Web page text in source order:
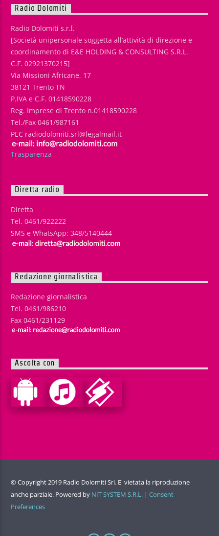
Radio Dolomiti
Radio Dolomiti s.r.l.
[Società unipersonale soggetta all’attività di direzione e
coordinamento di E&E HOLDING & CONSULTING S.R.L.
C.F. 02921370215]
Via Missioni Africane, 17
38121 Trento TN
P.IVA e C.F. 01418590228
Reg. Imprese di Trento n.01418590228
Tel./Fax 0461/987161
PEC radiodolomiti.srl@legalmail.it
Trasparenza
Diretta radio
Diretta
Tel. 0461/922222
SMS e WhatsApp: 348/5140444
Redazione giornalistica
Redazione giornalistica
Tel. 0461/986210
Fax 0461/231129
Ascolta con
© Copyright 2019 Radio Dolomiti Srl. E' vietata la riproduzione
anche parziale. Powered by NIT SYSTEM S.R.L. | Consent
Preferences